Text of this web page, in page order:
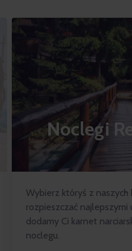
Noclegi
Wybierz któryś z
rozpieszczać najlepszymi
dodamy Ci karnet
noclegu.